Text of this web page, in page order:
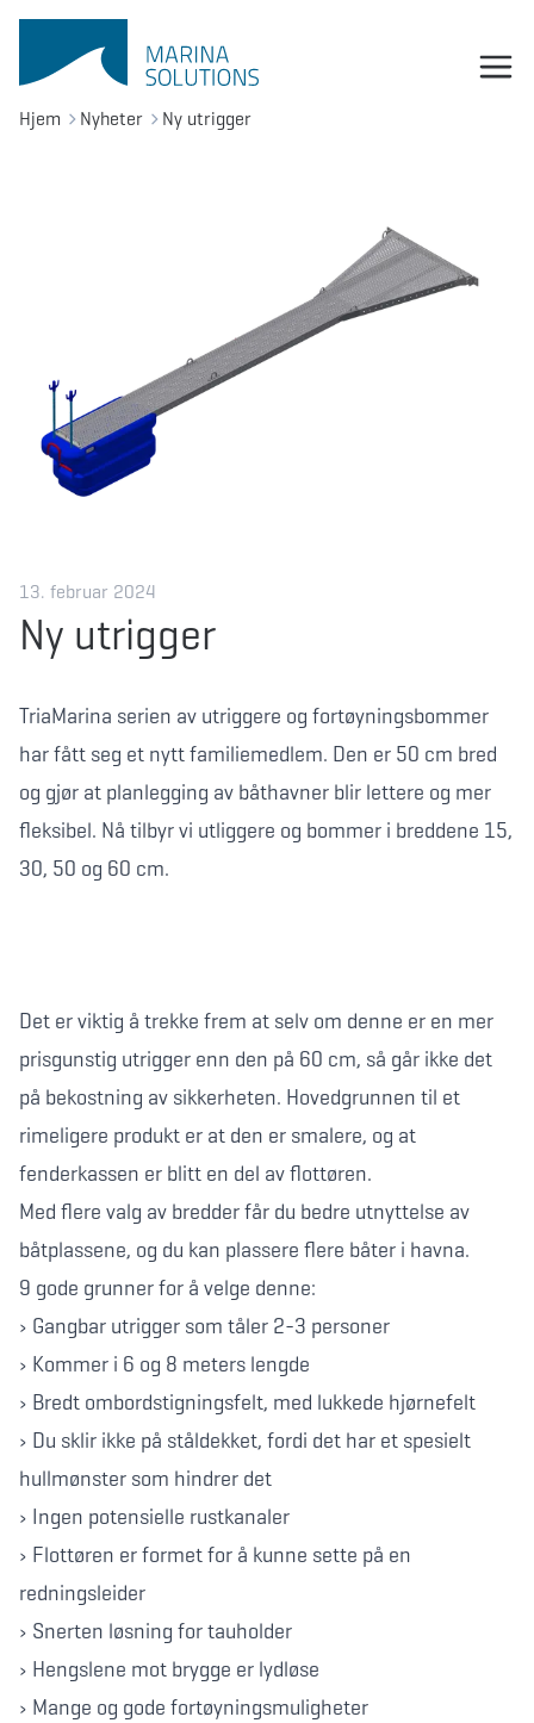
Hjem Nyheter Ny utrigger
13. februar 2024
Ny utrigger
TriaMarina serien av utriggere og fortøyningsbommer
har fått seg et nytt familiemedlem. Den er 50 cm bred
og gjør at planlegging av båthavner blir lettere og mer
fleksibel. Nå tilbyr vi utliggere og bommer i breddene 15,
30, 50 og 60 cm.
Det er viktig å trekke frem at selv om denne er en mer
prisgunstig utrigger enn den på 60 cm, så går ikke det
på bekostning av sikkerheten. Hovedgrunnen til et
rimeligere produkt er at den er smalere, og at
fenderkassen er blitt en del av flottøren.
Med flere valg av bredder får du bedre utnyttelse av
båtplassene, og du kan plassere flere båter i havna.
9 gode grunner for å velge denne:
› Gangbar utrigger som tåler 2-3 personer
› Kommer i 6 og 8 meters lengde
› Bredt ombordstigningsfelt, med lukkede hjørnefelt
› Du sklir ikke på ståldekket, fordi det har et spesielt
hullmønster som hindrer det
› Ingen potensielle rustkanaler
› Flottøren er formet for å kunne sette på en
redningsleider
› Snerten løsning for tauholder
› Hengslene mot brygge er lydløse
› Mange og gode fortøyningsmuligheter